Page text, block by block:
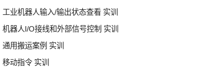
工业机器人输入/输出状态查看 实训
机器人I/O接线和外部信号控制 实训
通用搬运案例 实训
移动指令 实训